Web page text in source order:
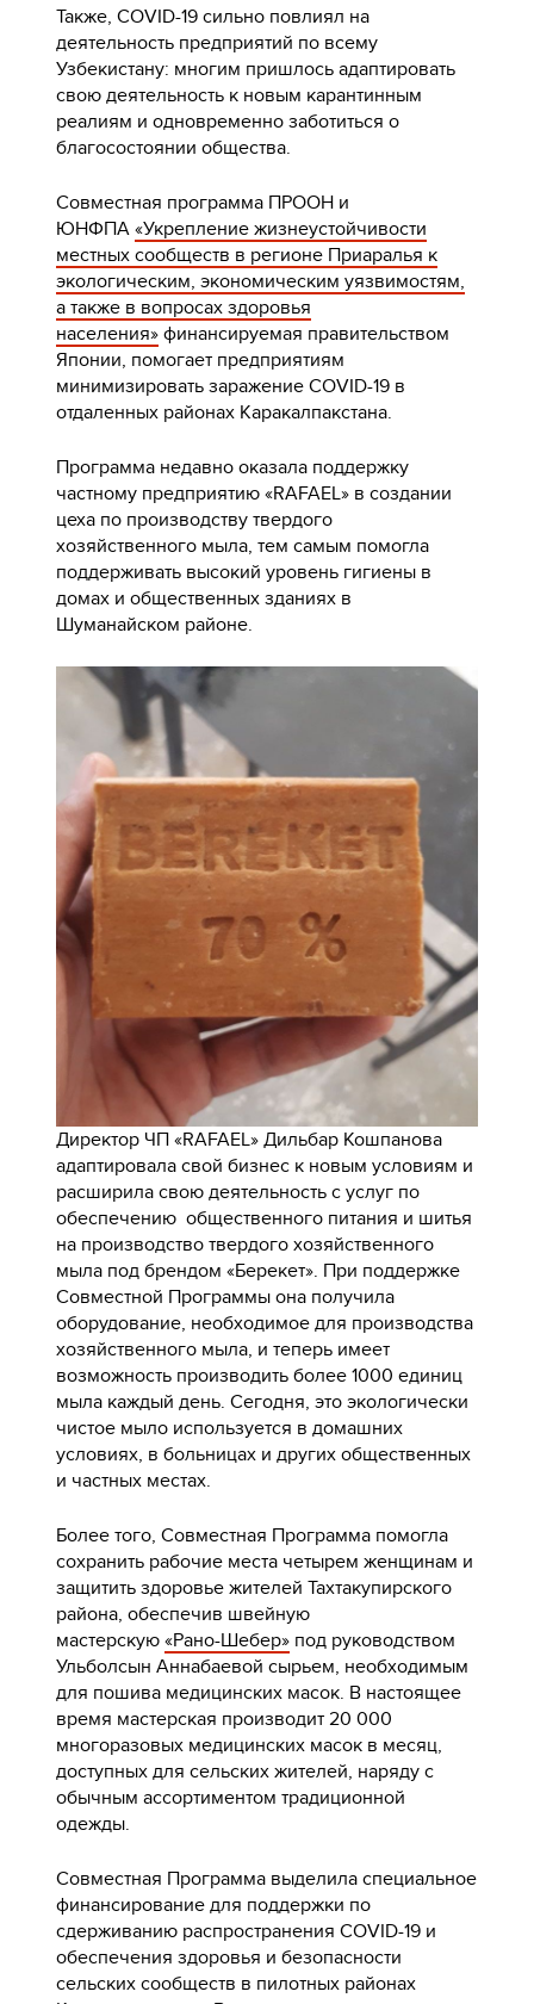
Также, COVID-19 сильно повлиял на
деятельность предприятий по всему
Узбекистану: многим пришлось адаптировать
свою деятельность к новым карантинным
реалиям и одновременно заботиться о
благосостоянии общества.
Совместная программа ПРООН и
ЮНФПА«Укрепление жизнеустойчивости
местных сообществ в регионе Приаралья к
экологическим, экономическим уязвимостям,
а также в вопросах здоровья
населения»финансируемая правительством
Японии, помогает предприятиям
минимизировать заражение COVID-19 в
отдаленных районах Каракалпакстана.
Программа недавно оказала поддержку
частному предприятию «RAFAEL» в создании
цеха по производству твердого
хозяйственного мыла, тем самым помогла
поддерживать высокий уровень гигиены в
домах и общественных зданиях в
Шуманайском районе.
Директор ЧП «RAFAEL» Дильбар Кошпанова
адаптировала свой бизнес к новым условиям и
расширила свою деятельность с услуг по
обеспечению общественного питания и шитья
на производство твердого хозяйственного
мыла под брендом «Берекет». При поддержке
Совместной Программы она получила
оборудование, необходимое для производства
хозяйственного мыла, и теперь имеет
возможность производить более 1000 единиц
мыла каждый день. Сегодня, это экологически
чистое мыло используется в домашних
условиях, в больницах и других общественных
и частных местах.
Более того, Совместная Программа помогла
сохранить рабочие места четырем женщинам и
защитить здоровье жителей Тахтакупирского
района, обеспечив швейную
мастерскую«Рано-Шебер» под руководством
Ульболсын Аннабаевой сырьем, необходимым
для пошива медицинских масок. В настоящее
время мастерская производит 20 000
многоразовых медицинских масок в месяц,
доступных для сельских жителей, наряду с
обычным ассортиментом традиционной
одежды.
Совместная Программа выделила специальное
финансирование для поддержки по
сдерживанию распространения COVID-19 и
обеспечения здоровья и безопасности
сельских сообществ в пилотных районах